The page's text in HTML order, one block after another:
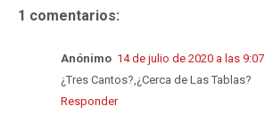
1 comentarios:
Anónimo 14 de julio de 2020 a las 9:07
¿Tres Cantos?,¿Cerca de Las Tablas?
Responder